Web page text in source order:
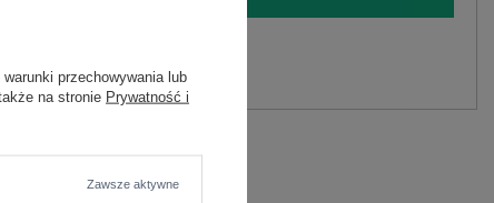
pytanie
warunki przechowywania lub
na stronie Prywatność i
Zawsze aktywne